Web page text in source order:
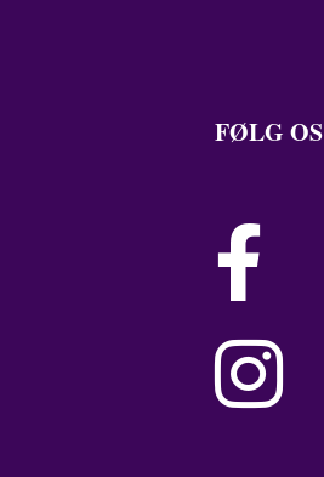
FØLG OS

